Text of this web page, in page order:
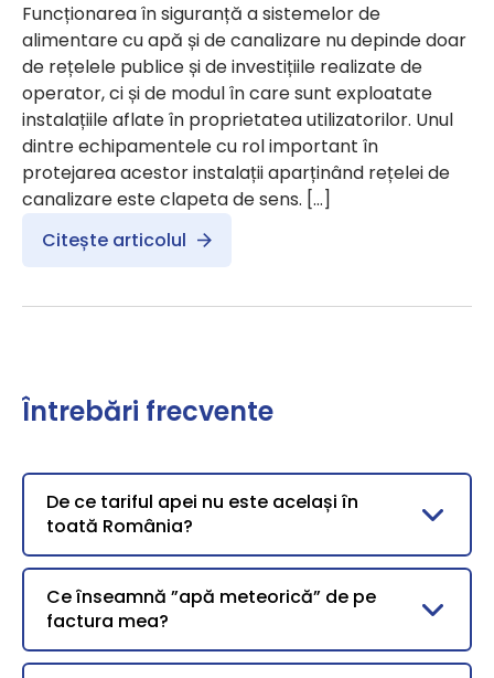
Funcționarea în siguranță a sistemelor de
alimentare cu apă și de canalizare nu depinde doar
de rețelele publice și de investițiile realizate de
operator, ci și de modul în care sunt exploatate
instalațiile aflate în proprietatea utilizatorilor. Unul
dintre echipamentele cu rol important în
protejarea acestor instalații aparținând rețelei de
canalizare este clapeta de sens. […]
Citește articolul
Întrebări frecvente
De ce tariful apei nu este același în
toată România?
Ce înseamnă ”apă meteorică” de pe
factura mea?